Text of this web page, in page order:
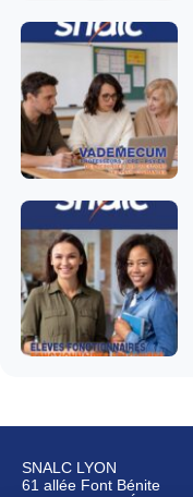
SNALC LYON
61 allée Font Bénite